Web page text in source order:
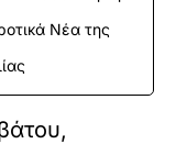
Νέα της